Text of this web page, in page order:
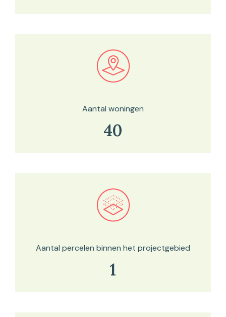
Bekijk in onze kaartviewer
Aantal woningen
40
Bekijk in onze kaartviewer
Aantal percelen binnen het projectgebied
1